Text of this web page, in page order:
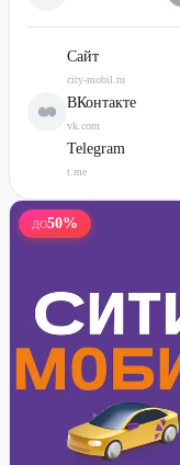
Сайт
city-mobil.ru
ВКонтакте
vk.com
Telegram
t.me
ДО50%